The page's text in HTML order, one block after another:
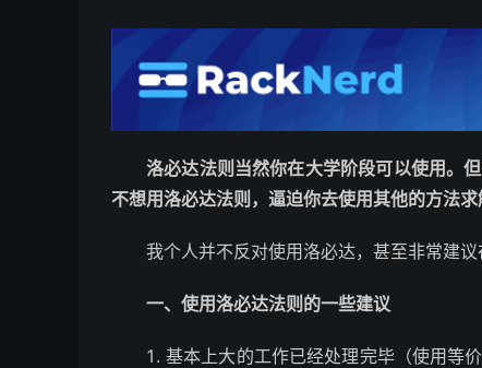
洛必达法则当然你在大学阶段可以使用。
不想用洛必达法则，逼迫你去使用其他的方法求
我个人并不反对使用洛必达，甚至非常建
一、使用洛必达法则的一些建议
基本上大的工作已经处理完毕（使用等